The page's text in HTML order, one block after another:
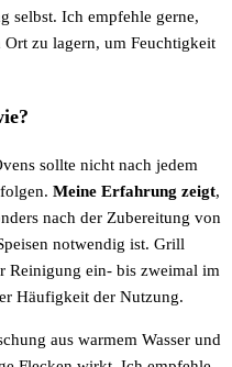
selbst. Ich empfehle gerne,
zu lagern, um Feuchtigkeit
sollte nicht nach jedem
Meine Erfahrung zeigt,
nach der Zubereitung von
notwendig ist. Grill
Reinigung ein- bis zweimal im
Häufigkeit der Nutzung.
aus warmem Wasser und